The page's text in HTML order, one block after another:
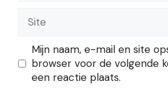
Mijn naam, e-mail en site
browser voor de volgende
een reactie plaats.